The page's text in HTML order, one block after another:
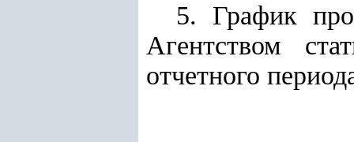
5. График
Агентством
отчетного